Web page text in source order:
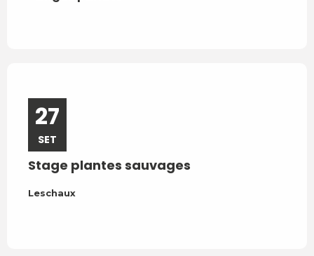
27
SET
Stage plantes sauvages
Leschaux